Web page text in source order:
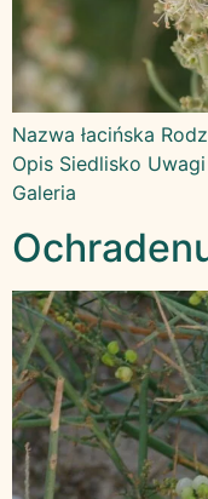
Nazwa łacińska
Opis Siedlisko
Galeria